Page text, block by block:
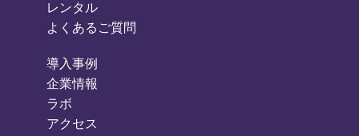
レンタル
よくあるご質問
導入事例
企業情報
ラボ
アクセス